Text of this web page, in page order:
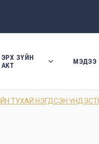
ЭРХ ЗҮЙН
АКТ
МЭДЭЭ
ТУХАЙ НЭГДСЭН